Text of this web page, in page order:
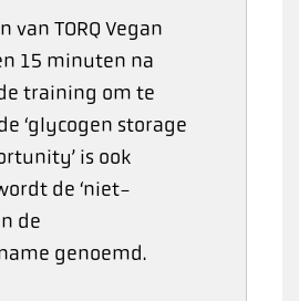
van TORQ Vegan
15 minuten na
training om te
‘glycogen storage
is ook
de ‘niet-
de
genoemd.